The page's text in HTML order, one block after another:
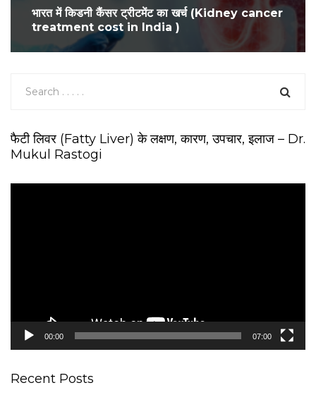
भारत में किडनी कैंसर ट्रीटमेंट का खर्च (Kidney cancer
treatment cost in India )
फैटी लिवर (Fatty Liver) के लक्षण, कारण, उपचार, इलाज – Dr.
Mukul Rastogi
00:00 07:00
Recent Posts